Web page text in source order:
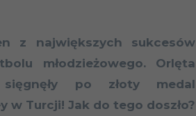
z największych sukcesów
młodzieżowego. Orlęta
po złoty medal
w Turcji! Jak do tego doszło?